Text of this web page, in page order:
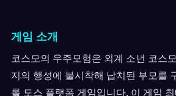
게임 소개
코스모의 우주모험은 외계 소년 코스
지의 행성에 불시착해 납치된 부모를
롤 도스 플랫폼 게임입니다. 이 게임